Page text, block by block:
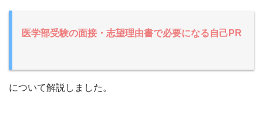
医学部受験の面接・志望理由書で必要になる自己PR
について解説しました。